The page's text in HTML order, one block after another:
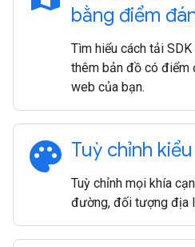
bằng điểm
Tìm hiểu cách tải
thêm bản đồ có điểm
web của bạn.
palette Tuỳ chỉnh
Tuỳ chỉnh mọi khía
đường, đối tượng địa